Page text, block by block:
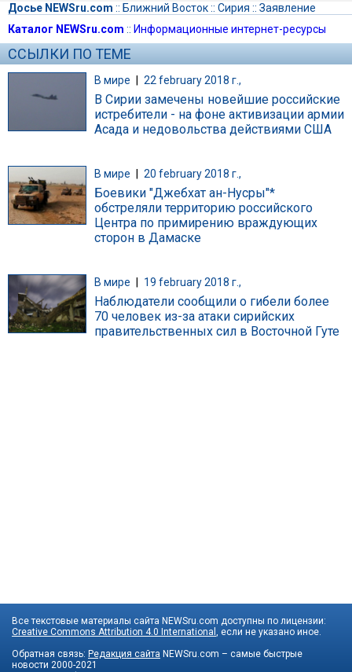
Досье NEWSru.com :: Ближний Восток:: Сирия :: Заявление
Каталог NEWSru.com :: Информационные интернет-ресурсы
ССЫЛКИ ПО ТЕМЕ
В мире | 22 february 2018 г.,
В Сирии замечены новейшие российские
истребители - на фоне активизации армии
Асада и недовольства действиями США
В мире 20 february 2018 г.,
Боевики "Джебхат ан-Нусры"*
обстреляли территорию российского
Центра по примирению враждующих
сторон в Дамаске
В мире 19 february 2018 г.,
Наблюдатели сообщили о гибели более
70 человек из-за атаки сирийских
правительственных сил в Восточной Гуте
Все текстовые материалы сайта NEWSru.com доступны по лицензии:
Creative Commons Attribution 4.0 International , если не указано иное.
Обратная связь: Редакция сайта NEWSru.com – самые быстрые
новости 2000-2021